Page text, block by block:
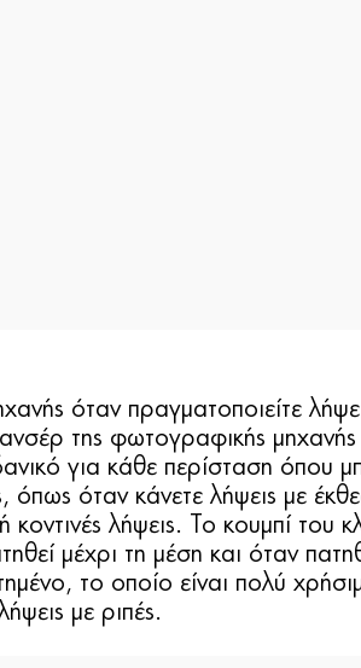
όταν πραγματοποιείτε
της φωτογραφικής μηχανής
για κάθε περίσταση όπου
όταν κάνετε λήψεις με
λήψεις. Το κουμπί του
μέχρι τη μέση και όταν
το οποίο είναι πολύ
με ριπές.